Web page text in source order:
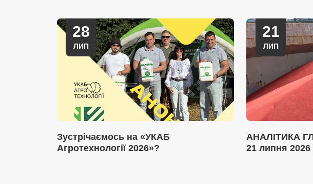
28
ЛИП
Зустрічаємось на «УКАБ
Агротехнології 2026»?
21
ЛИП
АНАЛІТИКА
21 липня 2026